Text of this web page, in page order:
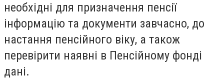
необхідні для призначення пенсії
інформацію та документи завчасно, до
настання пенсійного віку, а також
перевірити наявні в Пенсійному фонді
дані.